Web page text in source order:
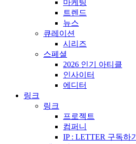
마케팅
트렌드
뉴스
큐레이션
시리즈
스페셜
2026 인기 아티클
인사이터
에디터
링크
링크
프로젝트
컴퍼니
IP : LETTER 구독하기